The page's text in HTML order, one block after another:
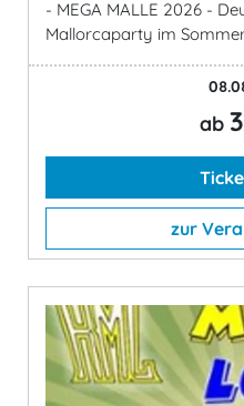
- MEGA MALLE 2026 -
Mallorcaparty im
ab
zur